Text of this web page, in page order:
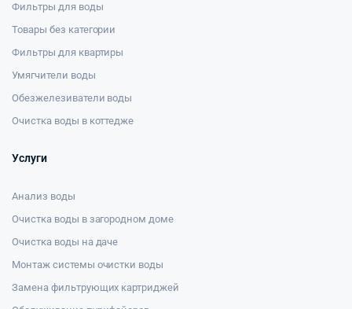
Фильтры для воды
Товары без категории
Фильтры для квартиры
Умягчители воды
Обезжелезиватели воды
Очистка воды в коттедже
Услуги
Анализ воды
Очистка воды в загородном доме
Очистка воды на даче
Монтаж системы очистки воды
Замена фильтрующих картриджей